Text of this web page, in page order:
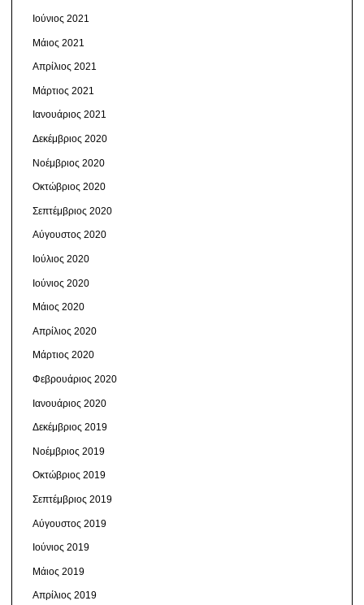
Ιούνιος 2021
Μάιος 2021
Απρίλιος 2021
Μάρτιος 2021
Ιανουάριος 2021
Δεκέμβριος 2020
Νοέμβριος 2020
Οκτώβριος 2020
Σεπτέμβριος 2020
Αύγουστος 2020
Ιούλιος 2020
Ιούνιος 2020
Μάιος 2020
Απρίλιος 2020
Μάρτιος 2020
Φεβρουάριος 2020
Ιανουάριος 2020
Δεκέμβριος 2019
Νοέμβριος 2019
Οκτώβριος 2019
Σεπτέμβριος 2019
Αύγουστος 2019
Ιούνιος 2019
Μάιος 2019
Απρίλιος 2019